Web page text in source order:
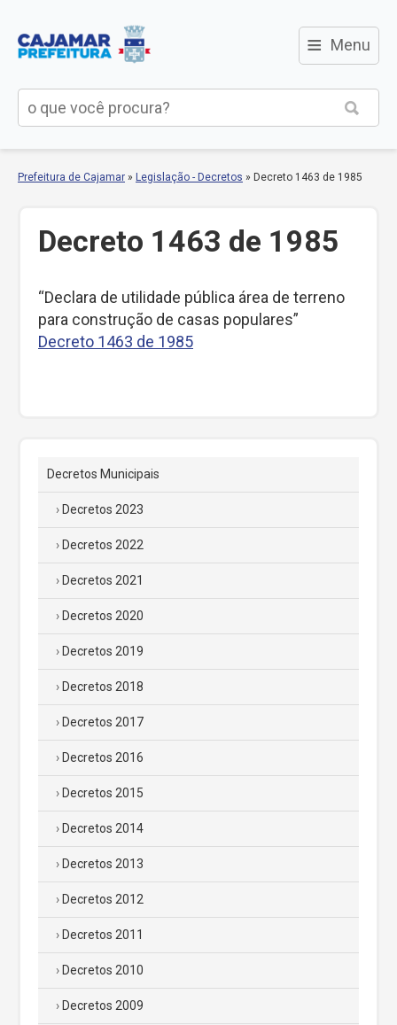
≡ Menu
Prefeitura de Cajamar » Legislação - Decretos » Decreto 1463 de 1985
Decreto 1463 de 1985
“Declara de utilidade pública área de terreno
para construção de casas populares”
Decreto 1463 de 1985
Decretos Municipais
Decretos 2023
Decretos 2022
Decretos 2021
Decretos 2020
Decretos 2019
Decretos 2018
Decretos 2017
Decretos 2016
Decretos 2015
Decretos 2014
Decretos 2013
Decretos 2012
Decretos 2011
Decretos 2010
Decretos 2009